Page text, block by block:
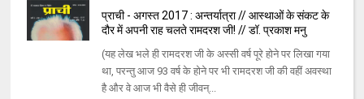
प्राची - अगस्त 2017 : अन्तर्यात्रा // आस्थाओं के संकट के
दौर में अपनी राह चलते रामदरश जी! // डॉ. प्रकाश मनु
(यह लेख भले ही रामदरश जी के अस्सी वर्ष पूरे होने पर लिखा गया
था, परन्तु आज 93 वर्ष के होने पर भी रामदरश जी की वहीं अवस्था
है और वे आज भी वैसे ही जीवन्...